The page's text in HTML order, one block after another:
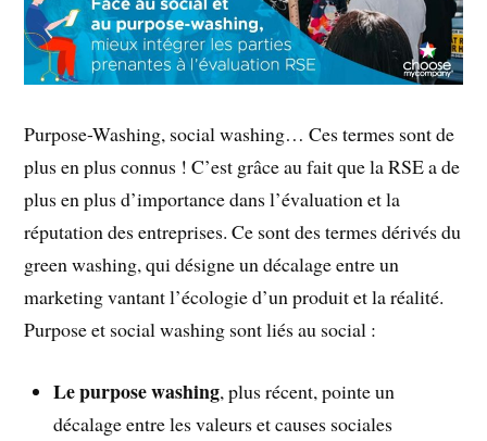
Purpose-Washing, social washing… Ces termes sont de
plus en plus connus ! C’est grâce au fait que la RSE a de
plus en plus d’importance dans l’évaluation et la
réputation des entreprises. Ce sont des termes dérivés du
green washing, qui désigne un décalage entre un
marketing vantant l’écologie d’un produit et la réalité.
Purpose et social washing sont liés au social :
Le purpose washing, plus récent, pointe un
décalage entre les valeurs et causes sociales